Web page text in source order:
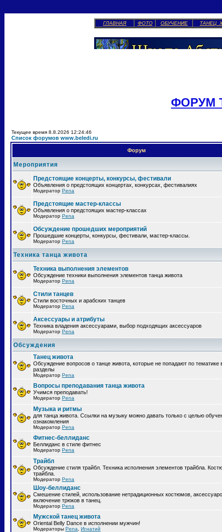
ГЛАВНАЯ ФОТО ОБУЧЕНИЕ ТАНЕЦ
ФОРУМ
Текущее время 8.8.2026 12:24:46
Список форумов www.beledi.ru
Форум
Мероприятия
Предстоящие концерты, конкурсы, фестивали
Объявления о предстоящих концертах, конкурсах, фестивалиях
Модератор Pena
Предстоящие мастер-классы
Объявления о предстоящих мастер-классах
Модератор Pena
Обсуждение прошедших мероприятий
Прошедшие концерты, конкурсы, фестивали, мастер-классы.
Модератор Pena
Техника танца живота
Техника выполнения элементов
Обсуждение техники выполнения элементов танца живота
Модератор Pena
Стили танцев
Стили восточных и арабских танцев
Модератор Pena
Аксессуары и атрибуты
Техника владения аксессуарами, выбор подходящих аксессуаров
Модератор Pena
Обсуждения
Танец живота
Обсуждение вопросов о танце живота, которые не попадают по тематике
разделы
Модератор Pena
Вопросы преподавания танца живота
Учимся преподавать!
Модератор Pena
Музыка и ритмы
для танца живота. Ссылки на музыку можно давать только с целью
ознакомления
Модератор Pena
Фитнес-беллиданс
Беллиданс в стиле фитнес
Модератор Pena
Трайбл
Обсуждение стиля трайбл. Техника исполнения элементов трайбла.
трайбла.
Модератор Pena
Шоу-беллиданс
Смешение стилей, использование нетрадиционных костюмов,
включение трюков в танец.
Модератор Pena
Мужской танец живота
Oriental Belly Dance в исполнении мужчин!
Модераторы Pena Игнатий